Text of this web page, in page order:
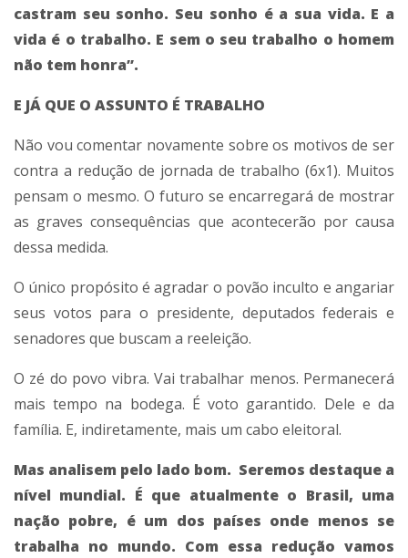
castram seu sonho. Seu sonho é a sua vida. E a
vida é o trabalho. E sem o seu trabalho o homem
não tem honra”.
E JÁ QUE O ASSUNTO É TRABALHO
Não vou comentar novamente sobre os motivos de ser
contra a redução de jornada de trabalho (6x1). Muitos
pensam o mesmo. O futuro se encarregará de mostrar
as graves consequências que acontecerão por causa
dessa medida.
O único propósito é agradar o povão inculto e angariar
seus votos para o presidente, deputados federais e
senadores que buscam a reeleição.
O zé do povo vibra. Vai trabalhar menos. Permanecerá
mais tempo na bodega. É voto garantido. Dele e da
família. E, indiretamente, mais um cabo eleitoral.
Mas analisem pelo lado bom. Seremos destaque a
nível mundial. É que atualmente o Brasil, uma
nação pobre, é um dos países onde menos se
trabalha no mundo. Com essa redução vamos